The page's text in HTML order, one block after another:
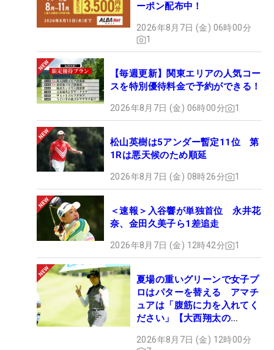
ーポン配布中！
2026年8月7日 (金) 06時00分
1
【毎週更新】関東エリアの人気コー
スを特別優待料金で予約ができる！
2026年8月7日 (金) 06時00分 1
松山英樹は5アンダー暫定11位 第
1Rは悪天候のため順延
2026年8月7日 (金) 08時26分 1
＜速報＞入谷響が単独首位 永井花
奈、金田久美子ら1差追走
2026年8月7日 (金) 12時42分 1
夏場の重いグリーンで女子プ
ロはパターを替える アマチ
ュアは「腹筋に力を入れてく
ださい」【大西翔太の
2026年8月7日 (金) 12時00分